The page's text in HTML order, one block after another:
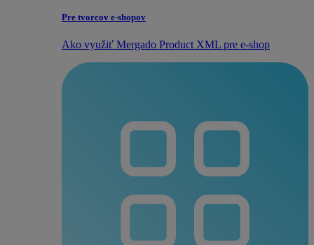
Pre tvorcov e‑shopov
Ako využiť Mergado Product XML pre e‑shop